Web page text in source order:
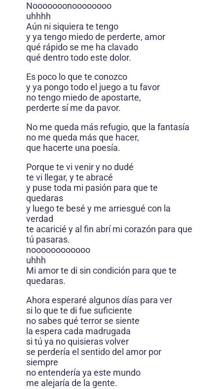
Nooooooonoooooooo
uhhhh
Aún ni siquiera te tengo
y ya tengo miedo de perderte, amor
qué rápido se me ha clavado
qué dentro todo este dolor.
Es poco lo que te conozco
y ya pongo todo el juego a tu favor
no tengo miedo de apostarte,
perderte sí me da pavor.
No me queda más refugio, que la fantasía
no me queda más que hacer,
que hacerte una poesía.
Porque te vi venir y no dudé
te vi llegar, y te abracé
y puse toda mi pasión para que te
quedaras
y luego te besé y me arriesgué con la
verdad
te acaricié y al fin abrí mi corazón para que
tú pasaras.
noooooooooooo
uhhh
Mi amor te di sin condición para que te
quedaras.
Ahora esperaré algunos días para ver
si lo que te di fue suficiente
no sabes qué terror se siente
la espera cada madrugada
si tú ya no quisieras volver
se perdería el sentido del amor por
siempre
no entendería ya este mundo
me alejaría de la gente.